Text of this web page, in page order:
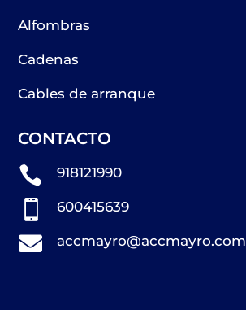
Alfombras
Cadenas
Cables de arranque
CONTACTO
 918121990
 600415639
 accmayro@accmayro.com